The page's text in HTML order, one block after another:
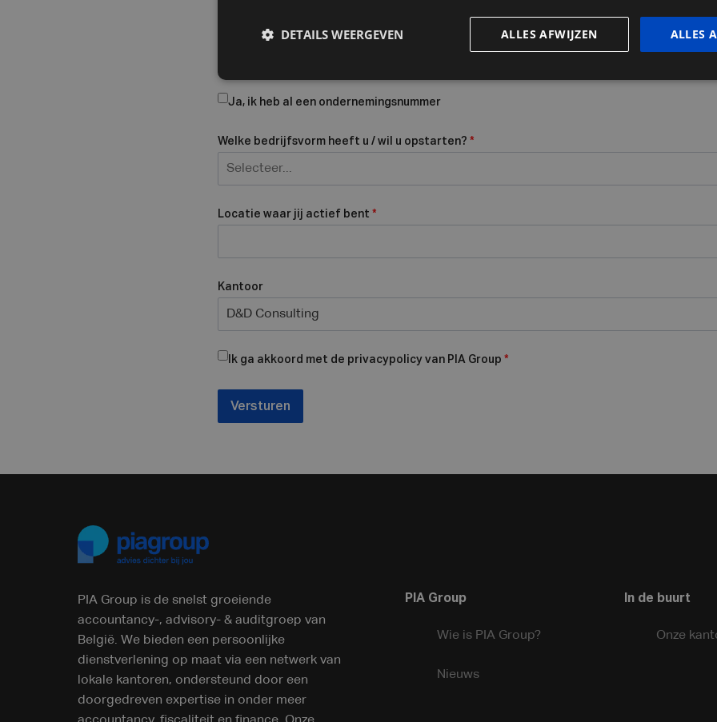
Bedrijfsnaam
Ja, ik heb al een ondernemingsnummer
Welke bedrijfsvorm heeft u / wil u opstarten? *
Selecteer...
Locatie waar jij actief bent *
Kantoor
D&D Consulting
Ik ga akkoord met de privacypolicy van PIA Group *
Versturen
PIA Group is de snelst groeiende
accountancy-, advisory- & auditgroep van
België. We bieden een persoonlijke
dienstverlening op maat via een netwerk van
lokale kantoren, ondersteund door een
doorgedreven expertise in onder meer
PIA Group
Wie is PIA Group?
Nieuws
In de buurt
Onze
ALLES
ALLES AFWIJZEN
DETAILS WEERGEVEN